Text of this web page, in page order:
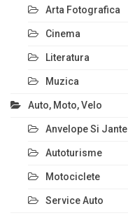
Arta Fotografica
Cinema
Literatura
Muzica
Auto, Moto, Velo
Anvelope Si Jante
Autoturisme
Motociclete
Service Auto